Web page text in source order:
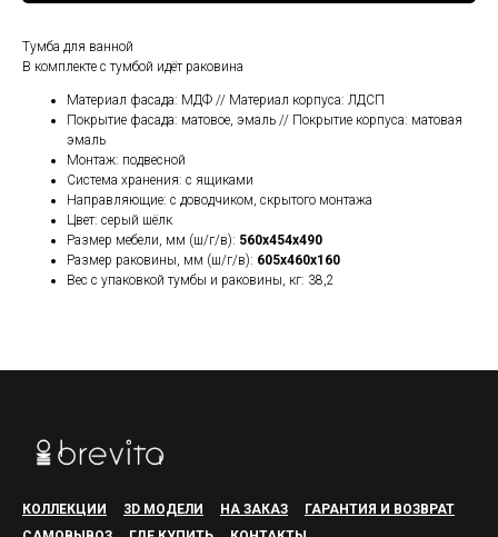
Тумба для ванной
В комплекте с тумбой идёт раковина
Материал фасада: МДФ // Материал корпуса: ЛДСП
Покрытие фасада: матовое, эмаль // Покрытие корпуса: матовая
эмаль
Монтаж: подвесной
Система хранения: с ящиками
Направляющие: с доводчиком, скрытого монтажа
Цвет: серый шёлк
Размер мебели, мм (ш/г/в): 560x454x490
Размер раковины, мм (ш/г/в): 605x460x160
Вес с упаковкой тумбы и раковины, кг: 38,2
КОЛЛЕКЦИИ 3D МОДЕЛИ НА ЗАКАЗ
ГАРАНТИЯ И ВОЗВРАТ